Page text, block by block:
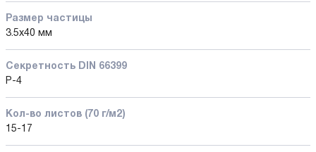
Размер частицы
3.5х40 мм
Секретность DIN 66399
P-4
Кол-во листов (70 г/м2)
15-17